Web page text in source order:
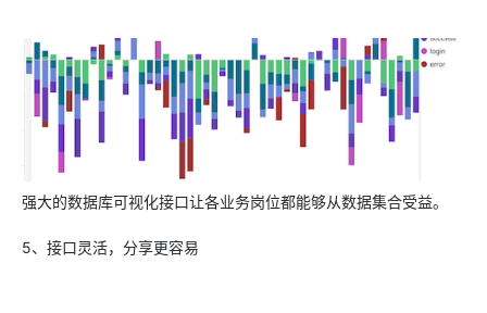
强大的数据库可视化接口让各业务岗位都能够从数据集合受益。
5、接口灵活，分享更容易